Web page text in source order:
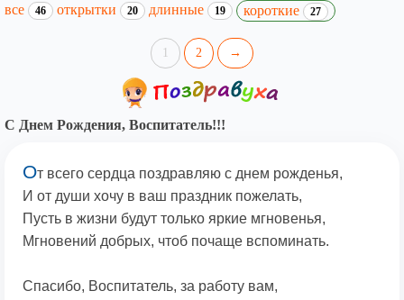
все 46 открытки 20 длинные 19 короткие 27
1 2 →
С Днем Рождения, Воспитатель!!!
От всего сердца поздравляю с днем рожденья,
И от души хочу в ваш праздник пожелать,
Пусть в жизни будут только яркие мгновенья,
Мгновений добрых, чтоб почаще вспоминать.
Спасибо, Воспитатель, за работу вам,